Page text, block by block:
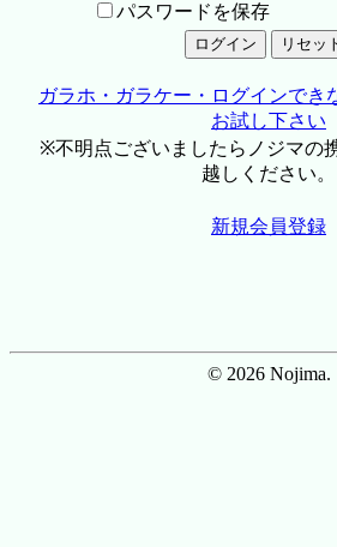
パスワードを保存
ガラホ・ガラケー・ログインでき
お試し下さい
※不明点ございましたらノジマの
越しください。
新規会員登録
© 2026 Nojima.